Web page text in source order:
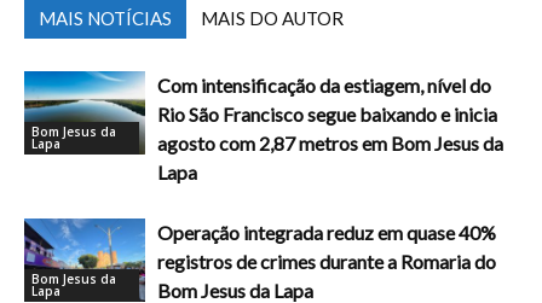
MAIS NOTÍCIAS MAIS DO AUTOR
Bom Jesus da
Lapa
Com intensificação da estiagem, nível do
Rio São Francisco segue baixando e inicia
agosto com 2,87 metros em Bom Jesus da
Lapa
Bom Jesus da
Lapa
Operação integrada reduz em quase 40%
registros de crimes durante a Romaria do
Bom Jesus da Lapa